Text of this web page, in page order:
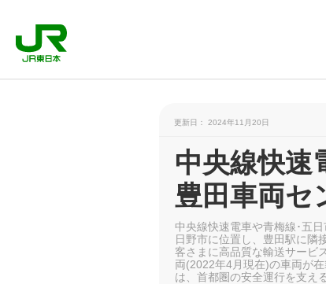
更新日： 2024年11月20日
中央線快速
豊田車両セ
中央線快速電車や青梅線･五
日野市に位置し、豊田駅に隣
客さまに高品質な輸送サービ
両(2022年4月現在)の車両が
は、首都圏の安全運行を支え